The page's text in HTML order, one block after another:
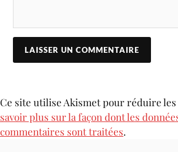
Ce site utilise Akismet pour réduire
savoir plus sur la façon dont les
commentaires sont traitées.